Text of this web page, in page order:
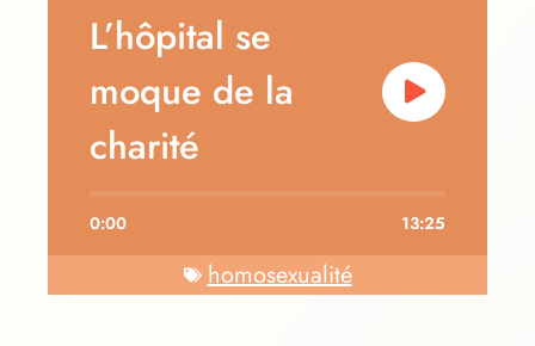
L’hôpital se
moque de la
charité
0:00 13:25
homosexualité